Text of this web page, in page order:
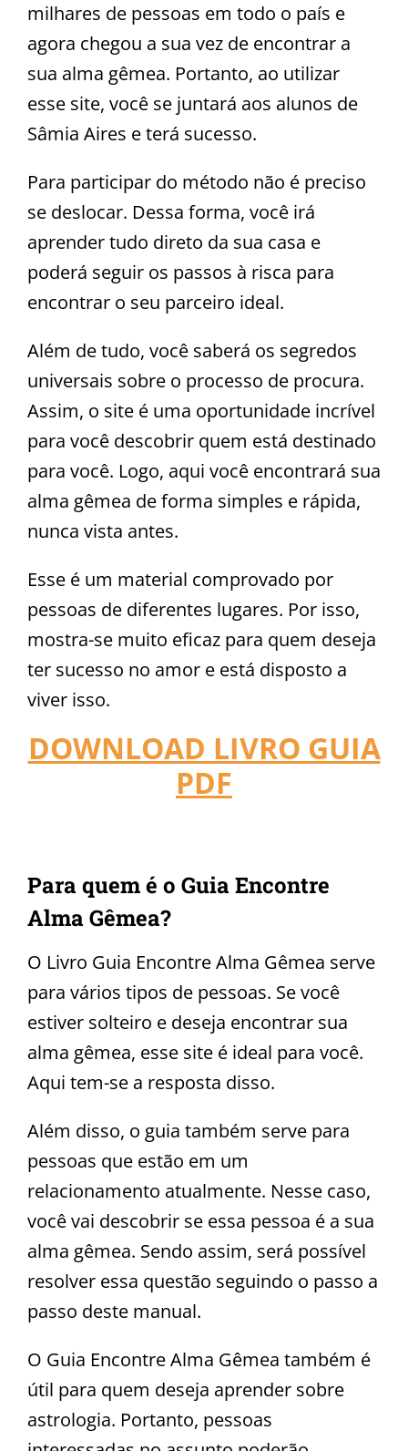
milhares de pessoas em todo o país e
agora chegou a sua vez de encontrar a
sua alma gêmea. Portanto, ao utilizar
esse site, você se juntará aos alunos de
Sâmia Aires e terá sucesso.
Para participar do método não é preciso
se deslocar. Dessa forma, você irá
aprender tudo direto da sua casa e
poderá seguir os passos à risca para
encontrar o seu parceiro ideal.
Além de tudo, você saberá os segredos
universais sobre o processo de procura.
Assim, o site é uma oportunidade incrível
para você descobrir quem está destinado
para você. Logo, aqui você encontrará sua
alma gêmea de forma simples e rápida,
nunca vista antes.
Esse é um material comprovado por
pessoas de diferentes lugares. Por isso,
mostra-se muito eficaz para quem deseja
ter sucesso no amor e está disposto a
viver isso.
DOWNLOAD LIVRO GUIA
PDF
Para quem é o Guia Encontre
Alma Gêmea?
O Livro Guia Encontre Alma Gêmea serve
para vários tipos de pessoas. Se você
estiver solteiro e deseja encontrar sua
alma gêmea, esse site é ideal para você.
Aqui tem-se a resposta disso.
Além disso, o guia também serve para
pessoas que estão em um
relacionamento atualmente. Nesse caso,
você vai descobrir se essa pessoa é a sua
alma gêmea. Sendo assim, será possível
resolver essa questão seguindo o passo a
passo deste manual.
O Guia Encontre Alma Gêmea também é
útil para quem deseja aprender sobre
astrologia. Portanto, pessoas